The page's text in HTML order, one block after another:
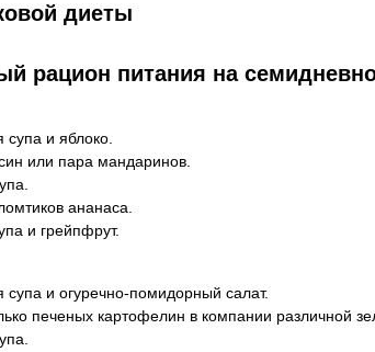
диеты
рацион питания на
супа и яблоко.
или пара мандаринов.
ананаса.
и грейпфрут.
супа и огуречно-помидорный салат.
печеных картофелин в компании различной